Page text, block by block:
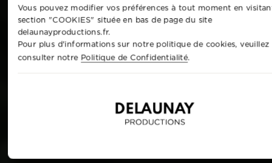
Vous pouvez modifier vos préférences à tout moment en
section "COOKIES" située en bas de page du site
delaunayproductions.fr.
Pour plus d'informations sur notre politique de cookies, veuillez
consulter notre Politique de Confidentialité.